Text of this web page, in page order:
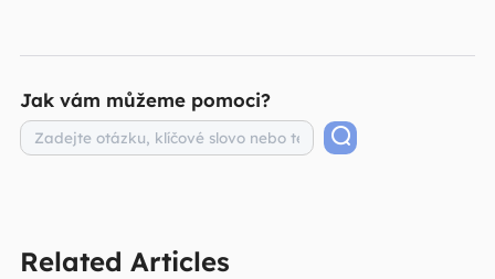
Jak vám můžeme pomoci?
Related Articles